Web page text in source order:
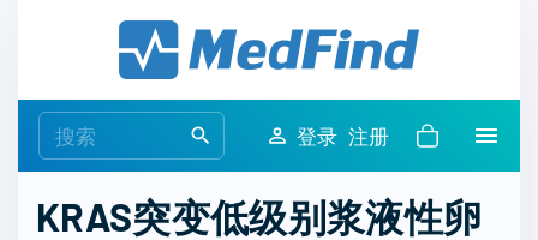
e
r
登录 注册
KRAS突变低级别浆液性卵